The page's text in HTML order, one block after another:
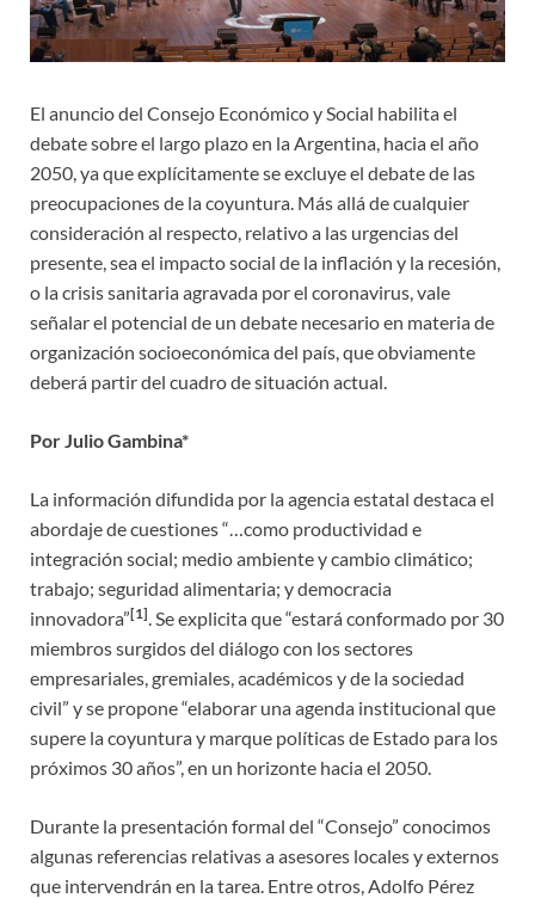
El anuncio del Consejo Económico y Social habilita el
debate sobre el largo plazo en la Argentina, hacia el año
2050, ya que explícitamente se excluye el debate de las
preocupaciones de la coyuntura. Más allá de cualquier
consideración al respecto, relativo a las urgencias del
presente, sea el impacto social de la inflación y la recesión,
o la crisis sanitaria agravada por el coronavirus, vale
señalar el potencial de un debate necesario en materia de
organización socioeconómica del país, que obviamente
deberá partir del cuadro de situación actual.
Por Julio Gambina*
La información difundida por la agencia estatal destaca el
abordaje de cuestiones “…como productividad e
integración social; medio ambiente y cambio climático;
trabajo; seguridad alimentaria; y democracia
innovadora”[1]. Se explicita que “estará conformado por 30
miembros surgidos del diálogo con los sectores
empresariales, gremiales, académicos y de la sociedad
civil” y se propone “elaborar una agenda institucional que
supere la coyuntura y marque políticas de Estado para los
próximos 30 años”, en un horizonte hacia el 2050.
Durante la presentación formal del “Consejo” conocimos
algunas referencias relativas a asesores locales y externos
que intervendrán en la tarea. Entre otros, Adolfo Pérez